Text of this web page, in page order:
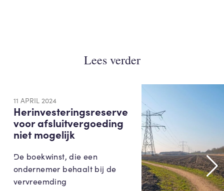
Lees verder
11 APRIL 2024
Herinvesteringsreserve
voor afsluitvergoeding
niet mogelijk
De boekwinst, die een
ondernemer behaalt bij de
vervreemding